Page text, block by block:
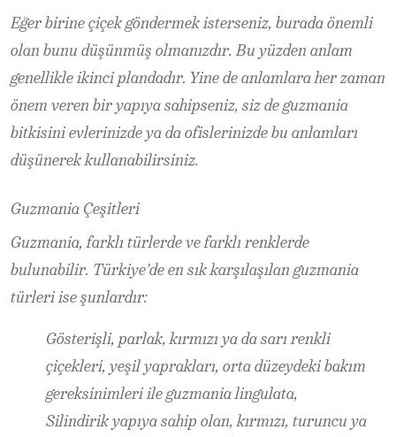
Eğer birine çiçek göndermek isterseniz, burada önemli
olan bunu düşünmüş olmanızdır. Bu yüzden anlam
genellikle ikinci plandadır. Yine de anlamlara her zaman
önem veren bir yapıya sahipseniz, siz de guzmania
bitkisini evlerinizde ya da ofislerinizde bu anlamları
düşünerek kullanabilirsiniz.
Guzmania Çeşitleri
Guzmania, farklı türlerde ve farklı renklerde
bulunabilir. Türkiye’de en sık karşılaşılan guzmania
türleri ise şunlardır:
Gösterişli, parlak, kırmızı ya da sarı renkli
çiçekleri, yeşil yaprakları, orta düzeydeki bakım
gereksinimleri ile guzmania lingulata,
Silindirik yapıya sahip olan, kırmızı, turuncu ya